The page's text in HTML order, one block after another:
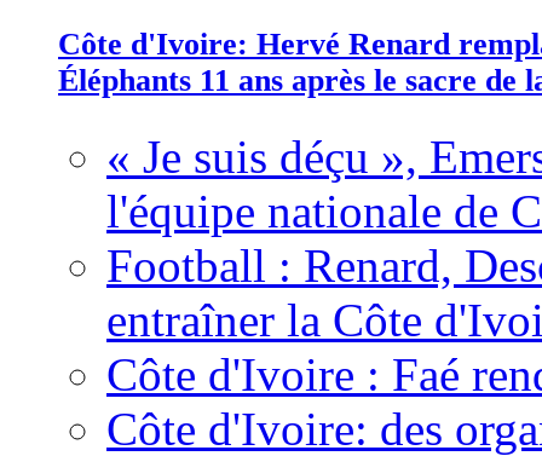
Côte d'Ivoire: Hervé Renard
Éléphants 11 ans après le sacre de
« Je suis déçu »,
l'équipe nationale de
Football : Renard,
entraîner la Côte
Côte d'Ivoire : Faé
Côte d'Ivoire: des